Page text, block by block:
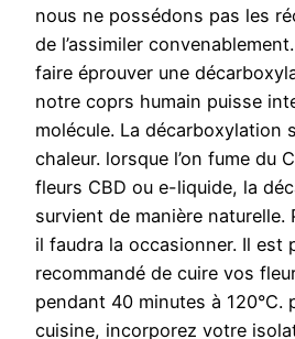
nous ne possédons pas les
de l’assimiler
faire éprouver une
notre coprs humain puisse
molécule. La décarboxylation
chaleur. lorsque l’on fume du
fleurs CBD ou e-liquide, la
survient de manière naturelle.
il faudra la occasionner. Il est
recommandé de cuire vos
pendant 40 minutes à 120°C.
cuisine, incorporez votre